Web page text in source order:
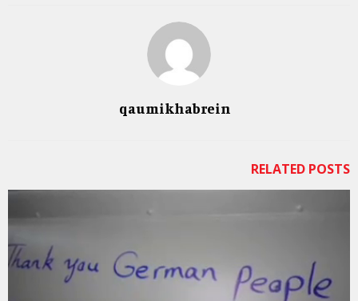
qaumikhabrein
RELATED POSTS